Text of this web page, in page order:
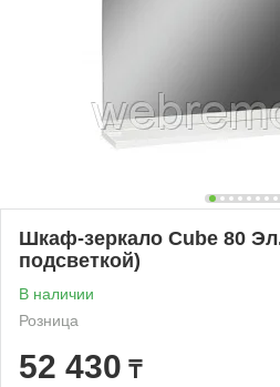
Шкаф-зеркало Cube 80
подсветкой)
В наличии
Розница
52 430 ₸